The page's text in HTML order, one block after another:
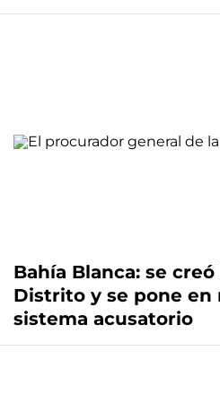
Bahía Blanca: se
Distrito y se pone en
sistema acusatorio